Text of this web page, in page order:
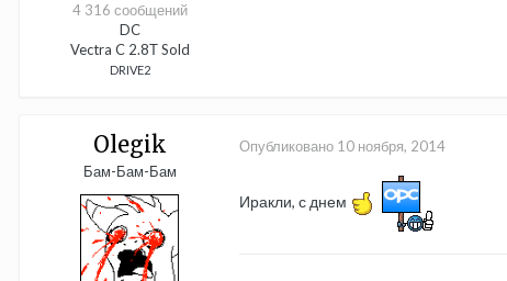
4 316 сообщений
DC
Vectra C 2.8Т Sold
DRIVE2
Olegik
Бам-Бам-Бам
Опубликовано 10 ноября, 2014
Иракли, с днем